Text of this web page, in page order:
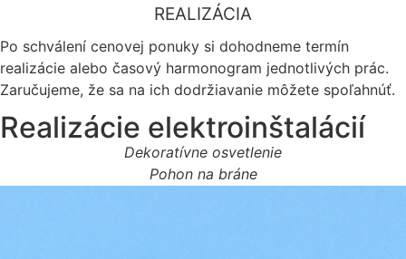
REALIZÁCIA
Po schválení cenovej ponuky si dohodneme termín
realizácie alebo časový harmonogram jednotlivých prác.
Zaručujeme, že sa na ich dodržiavanie môžete spoľahnúť.
Realizácie elektroinštalácií
Dekoratívne osvetlenie
Pohon na bráne